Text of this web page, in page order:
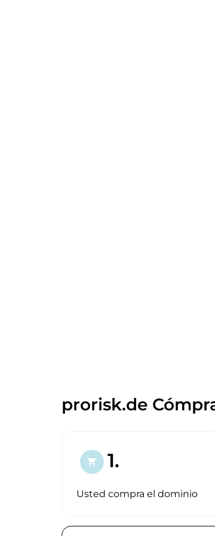
prorisk.de
shopping_cart 1.
Usted compra el dominio